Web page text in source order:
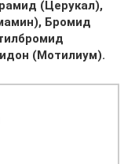
(Церукал),
Бромид
(Мотилиум).